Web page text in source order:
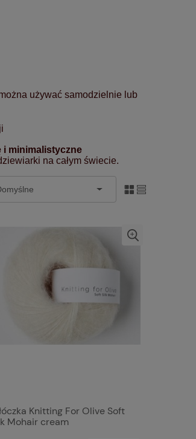
używać samodzielnie lub
i minimalistyczne
na całym świecie.
Knitting For Olive Soft
Mohair cream